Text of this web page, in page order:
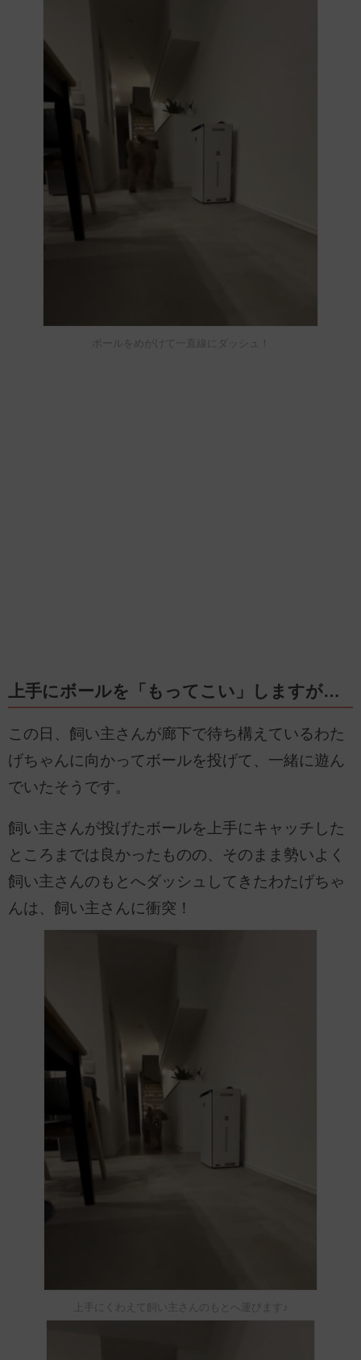
ボールをめがけて一直線にダッシュ！
上手にボールを「もってこい」しますが…
この日、飼い主さんが廊下で待ち構えているわた
げちゃんに向かってボールを投げて、一緒に遊ん
でいたそうです。
飼い主さんが投げたボールを上手にキャッチした
ところまでは良かったものの、そのまま勢いよく
飼い主さんのもとへダッシュしてきたわたげちゃ
んは、飼い主さんに衝突！
上手にくわえて飼い主さんのもとへ運びます♪